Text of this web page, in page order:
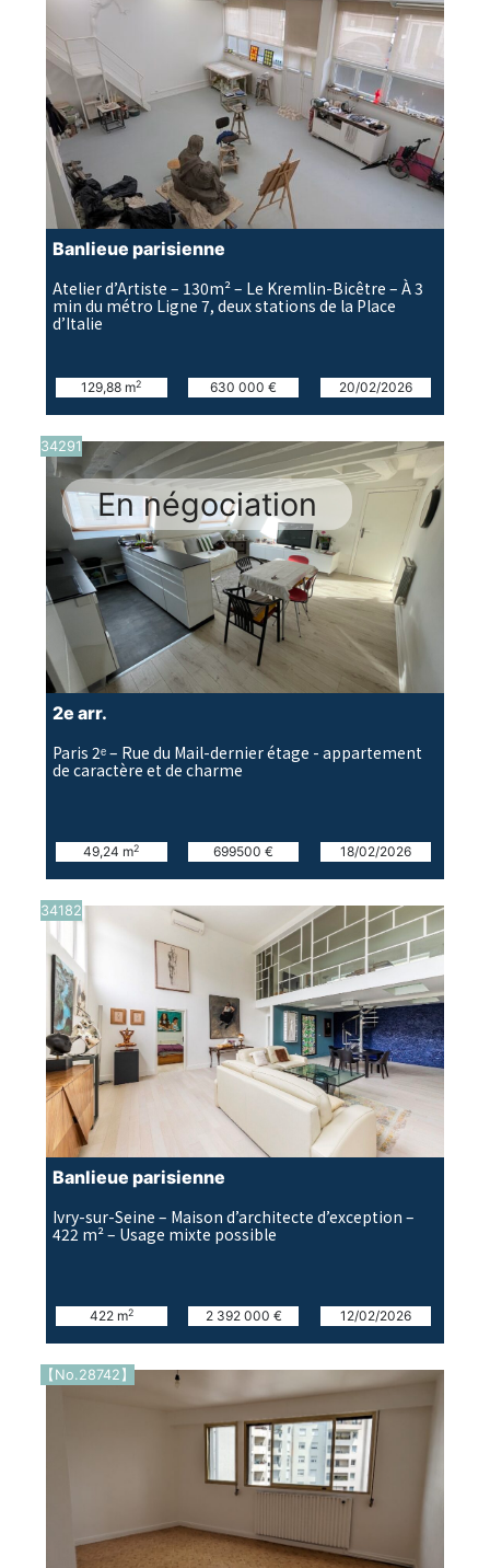
Banlieue parisienne
Atelier d’Artiste – 130m² – Le Kremlin-Bicêtre – À 3
min du métro Ligne 7, deux stations de la Place
d’Italie
129,88 m2 630 000 € 20/02/2026
En négociation
34291
2e arr.
Paris 2ᵉ – Rue du Mail-dernier étage - appartement
de caractère et de charme
49,24 m2 699500 € 18/02/2026
34182
Banlieue parisienne
Ivry-sur-Seine – Maison d’architecte d’exception –
422 m² – Usage mixte possible
422 m2 2 392 000 € 12/02/2026
【No.28742】